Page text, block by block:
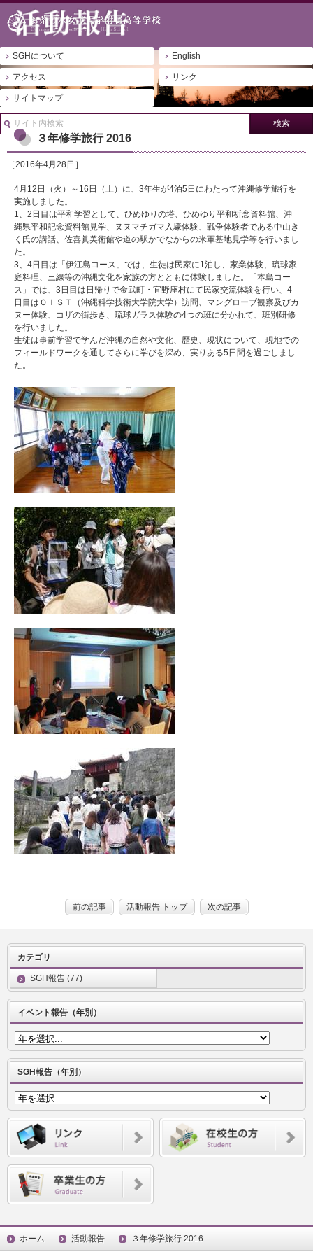
SGHについて English
アクセス リンク
サイトマップ
３年修学旅行 2016
［2016年4月28日］
4月12日（火）～16日（土）に、3年生が4泊5日にわたって沖縄修学旅行を
実施しました。
1、2日目は平和学習として、ひめゆりの塔、ひめゆり平和祈念資料館、沖
縄県平和記念資料館見学、ヌヌマチガマ入壕体験、戦争体験者である中山き
く氏の講話、佐喜眞美術館や道の駅かでなからの米軍基地見学等を行いまし
た。
3、4日目は「伊江島コース」では、生徒は民家に1泊し、家業体験、琉球家
庭料理、三線等の沖縄文化を家族の方とともに体験しました。「本島コー
ス」では、3日目は日帰りで金武町・宜野座村にて民家交流体験を行い、4
日目はＯＩＳＴ（沖縄科学技術大学院大学）訪問、マングローブ観察及びカ
ヌー体験、コザの街歩き、琉球ガラス体験の4つの班に分かれて、班別研修
を行いました。
生徒は事前学習で学んだ沖縄の自然や文化、歴史、現状について、現地での
フィールドワークを通してさらに学びを深め、実りある5日間を過ごしまし
た。
前の記事 活動報告 トップ 次の記事
カテゴリ
SGH報告 (77)
イベント報告（年別）
SGH報告（年別）
ホーム 活動報告 ３年修学旅行 2016